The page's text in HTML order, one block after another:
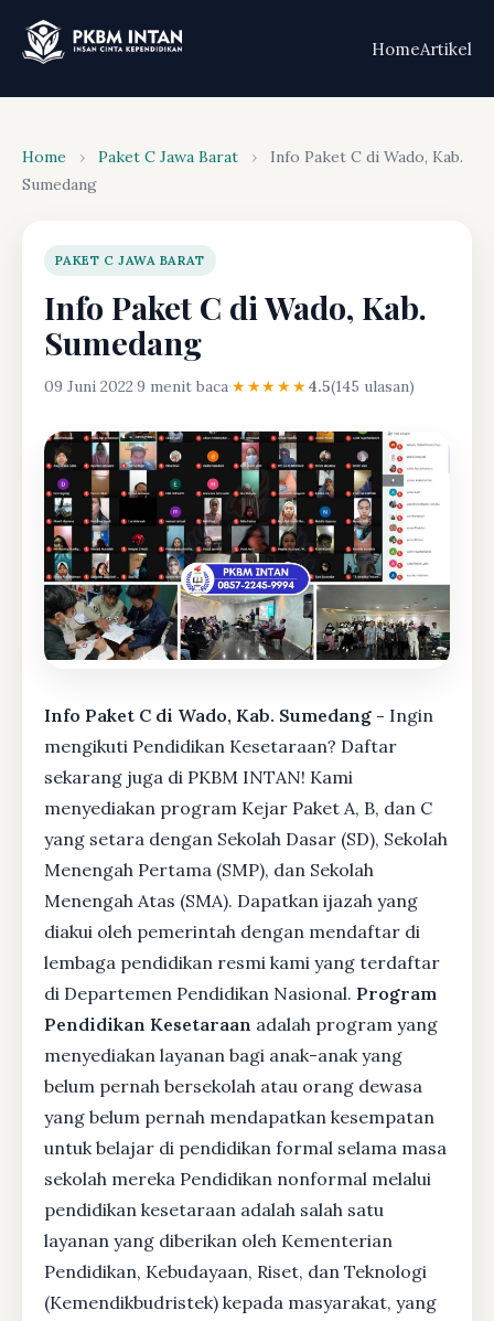
HomeArtikel
Home › Paket C Jawa Barat ›
Info Paket C di Wado, Kab.
Sumedang
PAKET C JAWA BARAT
Info Paket C di Wado, Kab.
Sumedang
09 Juni 2022·9 menit baca·★★★★★4.5(145 ulasan)
Info Paket C di Wado, Kab. Sumedang - Ingin
mengikuti Pendidikan Kesetaraan? Daftar
sekarang juga di PKBM INTAN! Kami
menyediakan program Kejar Paket A, B, dan C
yang setara dengan Sekolah Dasar (SD), Sekolah
Menengah Pertama (SMP), dan Sekolah
Menengah Atas (SMA). Dapatkan ijazah yang
diakui oleh pemerintah dengan mendaftar di
lembaga pendidikan resmi kami yang terdaftar
di Departemen Pendidikan Nasional. Program
Pendidikan Kesetaraan adalah program yang
menyediakan layanan bagi anak-anak yang
belum pernah bersekolah atau orang dewasa
yang belum pernah mendapatkan kesempatan
untuk belajar di pendidikan formal selama masa
sekolah mereka Pendidikan nonformal melalui
pendidikan kesetaraan adalah salah satu
layanan yang diberikan oleh Kementerian
Pendidikan, Kebudayaan, Riset, dan Teknologi
(Kemendikbudristek) kepada masyarakat, yang